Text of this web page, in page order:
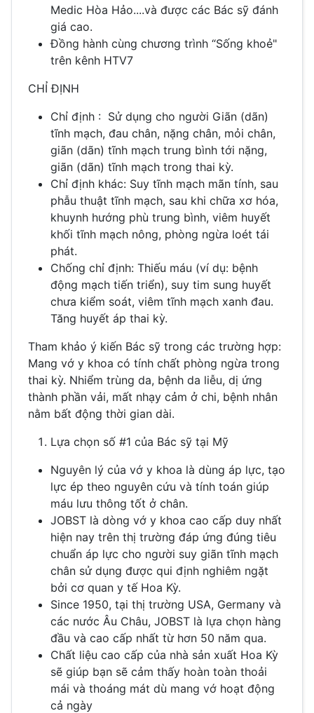
Medic Hòa Hảo....và được các Bác sỹ đánh
giá cao.
Đồng hành cùng chương trình “Sống khoẻ"
trên kênh HTV7
CHỈ ĐỊNH
Chỉ định : Sử dụng cho người Giãn (dãn)
tĩnh mạch, đau chân, nặng chân, mỏi chân,
giãn (dãn) tĩnh mạch trung bình tới nặng,
giãn (dãn) tĩnh mạch trong thai kỳ.
Chỉ định khác: Suy tĩnh mạch mãn tính, sau
phẫu thuật tĩnh mạch, sau khi chữa xơ hóa,
khuynh hướng phù trung bình, viêm huyết
khối tĩnh mạch nông, phòng ngừa loét tái
phát.
Chống chỉ định: Thiếu máu (ví dụ: bệnh
động mạch tiến triển), suy tim sung huyết
chưa kiểm soát, viêm tĩnh mạch xanh đau.
Tăng huyết áp thai kỳ.
Tham khảo ý kiến Bác sỹ trong các trường hợp:
Mang vớ y khoa có tính chất phòng ngừa trong
thai kỳ. Nhiểm trùng da, bệnh da liễu, dị ứng
thành phần vải, mất nhạy cảm ở chi, bệnh nhân
nằm bất động thời gian dài.
Lựa chọn số #1 của Bác sỹ tại Mỹ
Nguyên lý của vớ y khoa là dùng áp lực, tạo
lực ép theo nguyên cứu và tính toán giúp
máu lưu thông tốt ở chân.
JOBST là dòng vớ y khoa cao cấp duy nhất
hiện nay trên thị trường đáp ứng đúng tiêu
chuẩn áp lực cho người suy giãn tĩnh mạch
chân sử dụng được qui định nghiêm ngặt
bởi cơ quan y tế Hoa Kỳ.
Since 1950, tại thị trường USA, Germany và
các nước Âu Châu, JOBST là lựa chọn hàng
đầu và cao cấp nhất từ hơn 50 năm qua.
Chất liệu cao cấp của nhà sản xuất Hoa Kỳ
sẽ giúp bạn sẽ cảm thấy hoàn toàn thoải
mái và thoáng mát dù mang vớ hoạt động
cả ngày